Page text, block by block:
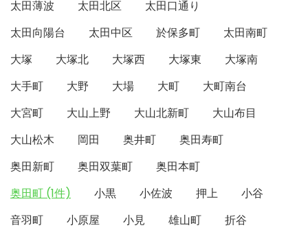
太田薄波
太田北区
太田口通り
太田向陽台
太田中区 於保多町
太田南町
大塚
大塚北 大塚西 大塚東
大塚南
大手町
大野 大場 大町
大町南台
大宮町
大山上野 大山北新町
大山布目
大山松木
岡田 奥井町
奥田寿町
奥田新町
奥田双葉町
奥田本町
奥田町 (1件)
小黒 小佐波 押上
小谷
音羽町
小原屋 小見 雄山町
折谷